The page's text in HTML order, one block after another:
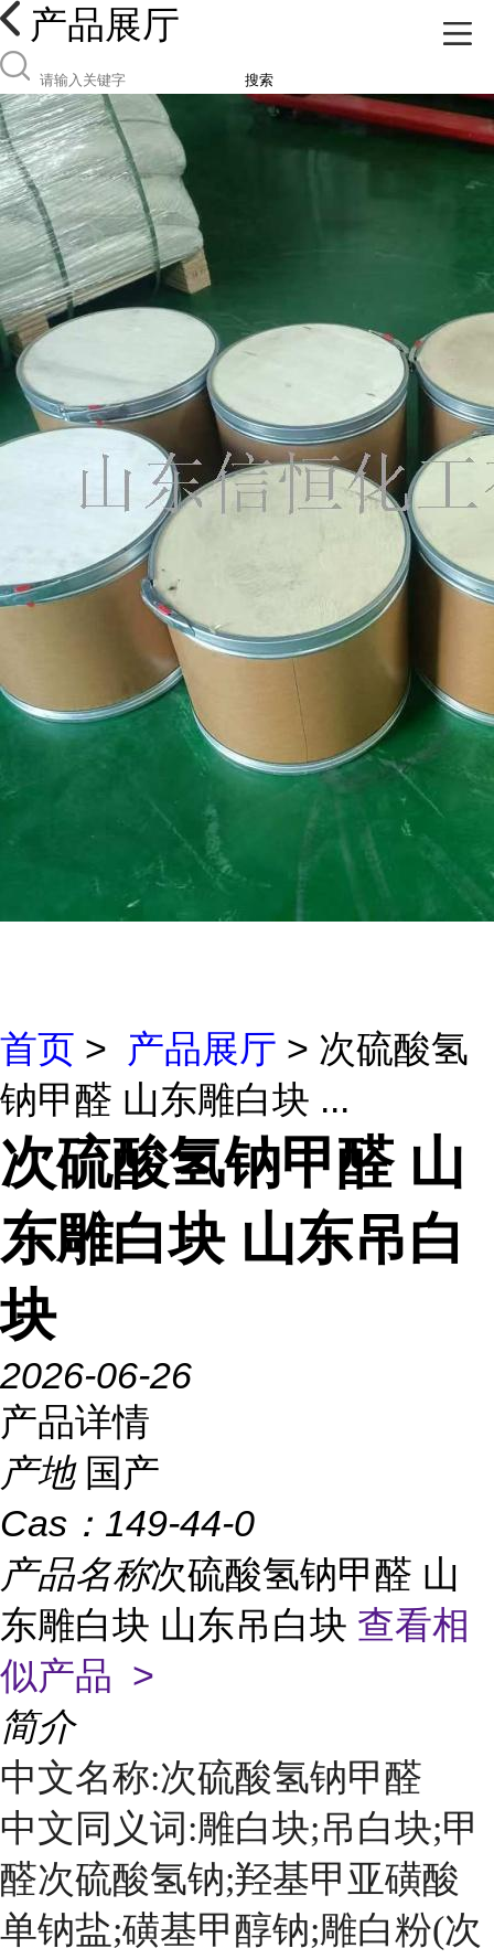
产品展厅
搜索
首页 > 产品展厅 > 次硫酸氢
钠甲醛 山东雕白块 ...
次硫酸氢钠甲醛 山
东雕白块 山东吊白
块
2026-06-26
产品详情
产地 国产
Cas： 149-44-0
产品名称次硫酸氢钠甲醛 山
东雕白块 山东吊白块 查看相
似产品 >
简介
中文名称:次硫酸氢钠甲醛
中文同义词:雕白块;吊白块;甲
醛次硫酸氢钠;羟基甲亚磺酸
单钠盐;磺基甲醇钠;雕白粉(次